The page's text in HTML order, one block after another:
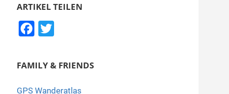
ARTIKEL TEILEN
F
c
T
tt
FAMILY & FRIENDS
GPS Wanderatlas